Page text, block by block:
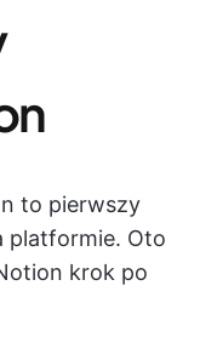
to pierwszy
platformie. Oto
krok po